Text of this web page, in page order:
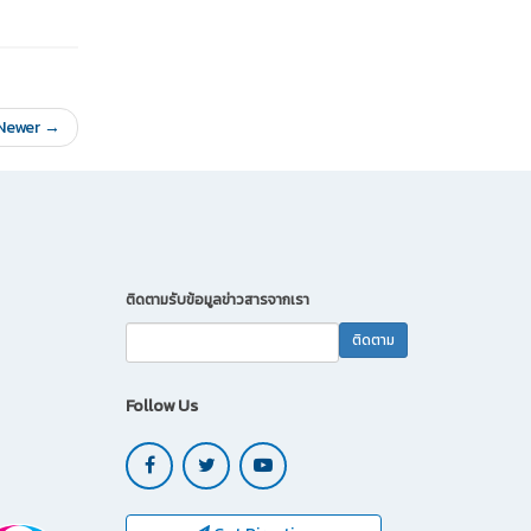
→
ติดตามรับข้อมูลข่าวสารจากเรา
Follow Us